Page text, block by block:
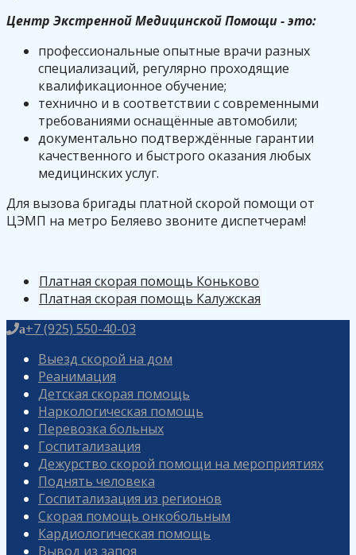
Центр Экстренной Медицинской Помощи - это:
профессиональные опытные врачи разных
специализаций, регулярно проходящие
квалификационное обучение;
технично и в соответствии с современными
требованиями оснащённые автомобили;
документально подтверждённые гарантии
качественного и быстрого оказания любых
медицинских услуг.
Для вызова бригады платной скорой помощи от
ЦЭМП на метро Беляево звоните диспетчерам!
Платная скорая помощь Коньково
Платная скорая помощь Калужская
a+7 (925) 550-40-03
Выезд скорой на дом
Реанимация
Детская скорая помощь
Наркологическая помощь
Перевозка больных
Госпитализация
Дежурство скорой помощи на мероприятиях
Поднять человека
Госпитализация из регионов
Скорая помощь онкобольным
Кардиологическая помощь
Вывод из запоя